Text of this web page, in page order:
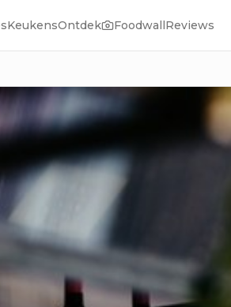
KeukensOntdek FoodwallReviews